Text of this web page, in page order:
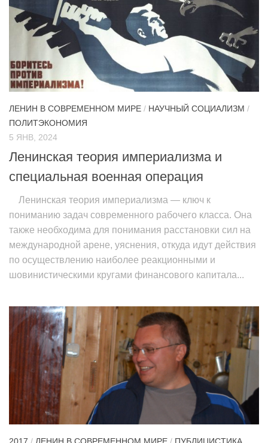
ЛЕНИН В СОВРЕМЕННОМ МИРЕ / НАУЧНЫЙ СОЦИАЛИЗМ /
ПОЛИТЭКОНОМИЯ
5 ЯНВ, 2024
Ленинская теория империализма и
специальная военная операция
Ленинская теория империализма — ключ к
пониманию задач современного рабочего класса. Она
также необходима для понимания расстановки сил на
международной арене, уяснения, откуда идут действия
по осуществлению наиболее реакционными и
шовинистическими кругами финансового капитала...